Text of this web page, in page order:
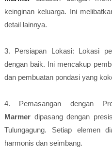
keinginan keluarga. Ini
detail lainnya.
3. Persiapan Lokasi: Lokasi
dengan baik. Ini mencakup
dan pembuatan pondasi yang
4. Pemasangan dengan
Marmerdipasang dengan
Tulungagung. Setiap elemen
harmonis dan seimbang.